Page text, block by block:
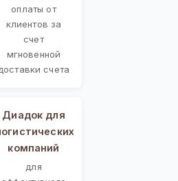
оплаты от
клиентов за
счет
мгновенной
счета
Диадок для
компаний
для